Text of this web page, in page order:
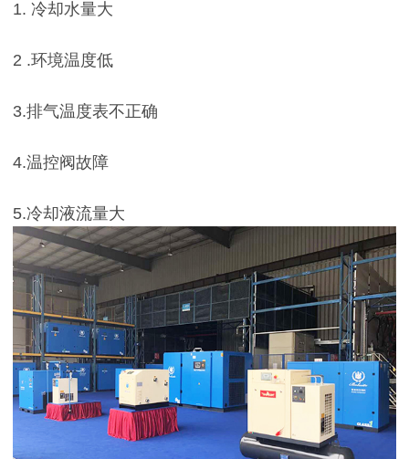
1. 冷却水量大
2 .环境温度低
3.排气温度表不正确
4.温控阀故障
5.冷却液流量大